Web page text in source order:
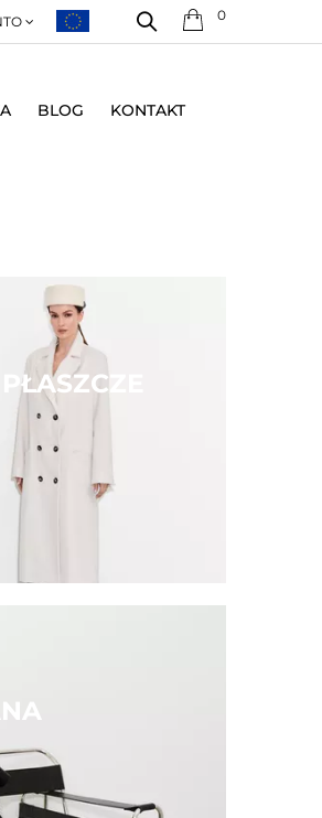
0
BLOG KONTAKT
PŁASZCZE